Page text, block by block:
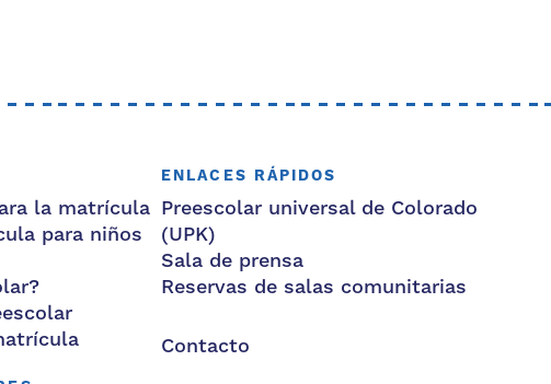
la matrícula
para niños
ENLACES RÁPIDOS
Preescolar universal de Colorado
(UPK)
Sala de prensa
Reservas de salas comunitarias
Contacto